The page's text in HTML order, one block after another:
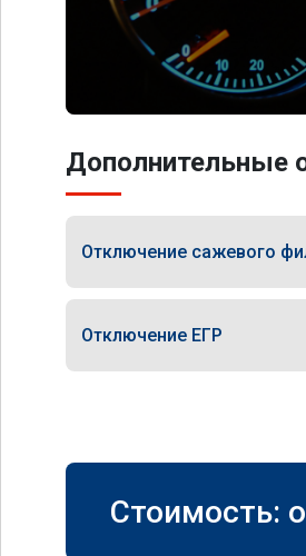
Дополнительные
Отключение сажевого
Отключение ЕГР
Стоимость: